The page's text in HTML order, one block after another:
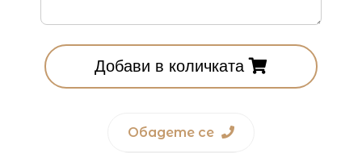
Добави в количката
Обадете се